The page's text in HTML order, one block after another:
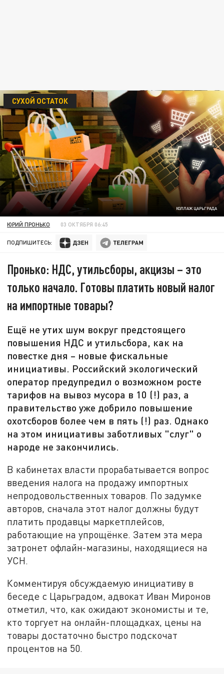
КОЛЛАЖ ЦАРЬГРАДА
СУХОЙ ОСТАТОК
ЮРИЙ ПРОНЬКО 03 ОКТЯБРЯ 06:45
ПОДПИШИТЕСЬ:
Пронько: НДС, утильсборы, акцизы – это
только начало. Готовы платить новый налог
на импортные товары?
Ещё не утих шум вокруг предстоящего
повышения НДС и утильсбора, как на
повестке дня – новые фискальные
инициативы. Российский экологический
оператор предупредил о возможном росте
тарифов на вывоз мусора в 10 (!) раз, а
правительство уже добрило повышение
охотсборов более чем в пять (!) раз. Однако
на этом инициативы заботливых "слуг" о
народе не закончились.
В кабинетах власти прорабатывается вопрос
введения налога на продажу импортных
непродовольственных товаров. По задумке
авторов, сначала этот налог должны будут
платить продавцы маркетплейсов,
работающие на упрощёнке. Затем эта мера
затронет офлайн-магазины, находящиеся на
УСН.
Комментируя обсуждаемую инициативу в
беседе с Царьградом, адвокат Иван Миронов
отметил, что, как ожидают экономисты и те,
кто торгует на онлайн-площадках, цены на
товары достаточно быстро подскочат
процентов на 50.